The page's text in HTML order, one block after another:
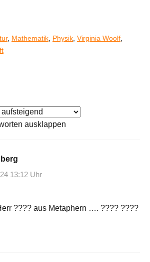
, Mathematik Physik Virginia Woolf
ausklappen
13:12 Uhr
???? aus Metaphern …. ???? ????